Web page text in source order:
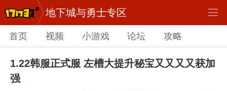
地下城与勇士专区
首页 视频 小游戏 论坛 攻略
1.22韩服正式服 左槽大提升秘宝又又又又获加
强